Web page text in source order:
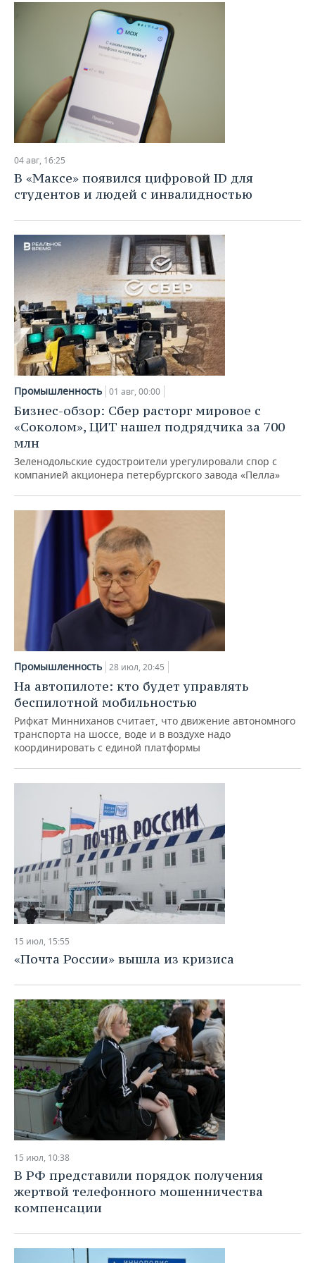
ХОККЕЙ С МЯЧОМ
ПРОИСШЕСТВИЯ
04 авг, 16:25
В «Максе» появился цифровой ID для
студентов и людей с инвалидностью
Промышленность 01 авг, 00:00
Бизнес-обзор: Сбер расторг мировое с
«Соколом», ЦИТ нашел подрядчика за 700
млн
Зеленодольские судостроители урегулировали спор с
компанией акционера петербургского завода «Пелла»
Промышленность 28 июл, 20:45
На автопилоте: кто будет управлять
беспилотной мобильностью
Рифкат Минниханов считает, что движение автономного
транспорта на шоссе, воде и в воздухе надо
координировать с единой платформы
15 июл, 15:55
«Почта России» вышла из кризиса
15 июл, 10:38
В РФ представили порядок получения
жертвой телефонного мошенничества
компенсации